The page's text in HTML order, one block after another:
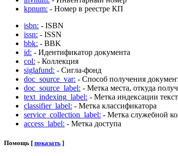
kpnum: - Номер в реестре КП
isbn: - ISBN
issn: - ISSN
bbk: - BBK
id: - Идентификатор документа
col: - Коллекция
siglafund: - Сигла-фонд
doc_source_var: - Способ получения
doc_source_label: - Метка места, откуда
text_indexing_label: - Метка индексации
classifier_label: - Метка классификатора
service_collection_label: - Метка служебной
access_label: - Метка доступа
Помощь [ показать ]